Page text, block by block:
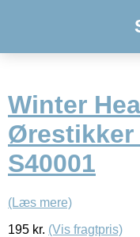
Winter
Ørestikker
S40001
(Læs mere)
195 kr. (Vis fragtpris)